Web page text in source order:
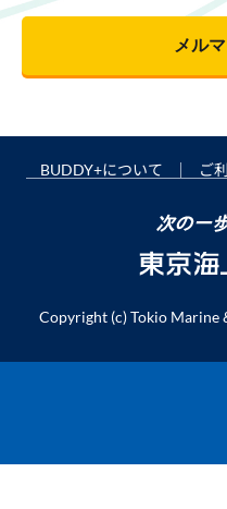
メル
BUDDY+について ご
Copyright (c) Tokio Marine